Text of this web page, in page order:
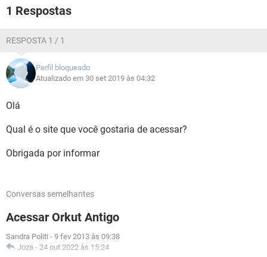
1 Respostas
RESPOSTA 1 / 1
Perfil bloqueado
Atualizado em 30 set 2019 às 04:32
Olá
Qual é o site que você gostaria de acessar?
Obrigada por informar
Conversas semelhantes
Acessar Orkut Antigo
Sandra Politi - 9 fev 2013 às 09:38
Joza - 24 out 2022 às 15:24